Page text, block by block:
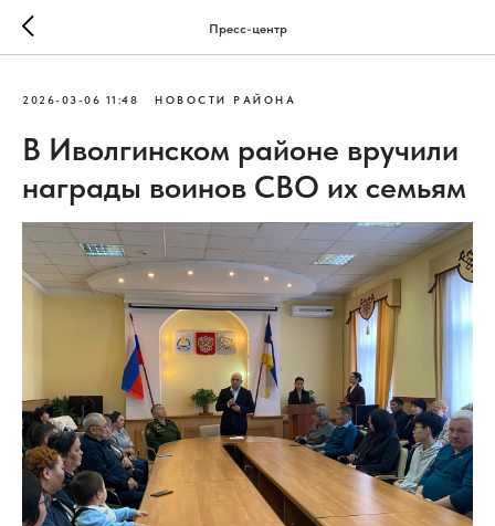
Пресс-центр
2026-03-06 11:48 НОВОСТИ РАЙОНА
В Иволгинском районе вручили
награды воинов СВО их семьям